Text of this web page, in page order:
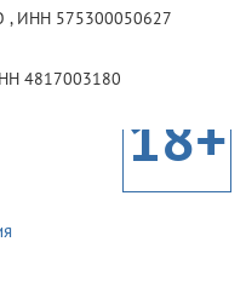
, ИНН 575300050627
4817003180
18+